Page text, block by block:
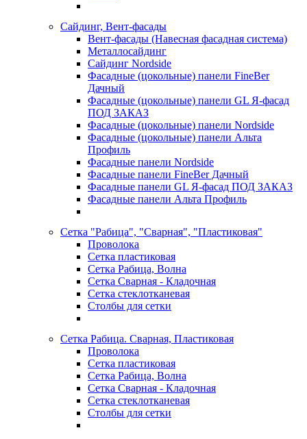
Сайдинг, Вент-фасады
Вент-фасады (Навесная фасадная система)
Металлосайдинг
Сайдинг Nordside
Фасадные (цокольные) панели FineBer
Дачный
Фасадные (цокольные) панели GL Я-фасад
ПОД ЗАКАЗ
Фасадные (цокольные) панели Nordside
Фасадные (цокольные) панели Альта
Профиль
Фасадные панели Nordside
Фасадные панели FineBer Дачный
Фасадные панели GL Я-фасад ПОД ЗАКАЗ
Фасадные панели Альта Профиль
Сетка "Рабица", "Сварная", "Пластиковая"
Проволока
Сетка пластиковая
Сетка Рабица, Волна
Сетка Сварная - Кладочная
Сетка стеклотканевая
Столбы для сетки
Сетка Рабица. Сварная, Пластиковая
Проволока
Сетка пластиковая
Сетка Рабица, Волна
Сетка Сварная - Кладочная
Сетка стеклотканевая
Столбы для сетки